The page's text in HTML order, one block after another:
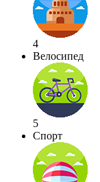
4
Велосипед
5
Спорт